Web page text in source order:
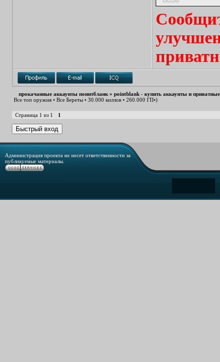
прокачанные аккаунты поинтбланк » pointblank - купить аккаунты и
Все топ оружия • Все Береты • 30.000 киллов • 260.000 ГП•)
Страница 1 из 1 1
Администрация проекта не несет ответственности за
публикуемые материалы.